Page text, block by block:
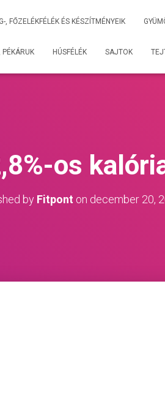
, FŐZELÉKFÉLÉK ÉS KÉSZÍTMÉNYEIK
PÉKÁRUK HÚSFÉLÉK SAJTOK
os
by Fitpont on december 20,